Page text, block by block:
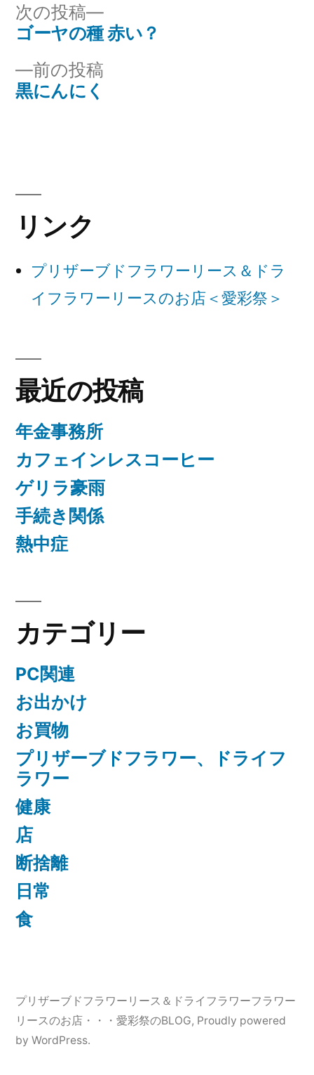
投
稿
ナ
ー
シ
ョ
前の投稿
黒にんにく
次の投稿
次
の
ゴーヤの種 赤い？
リンク
プリザーブドフラワーリース＆ドラ
イフラワーリースのお店＜愛彩祭＞
最近の投稿
年金事務所
カフェインレスコーヒー
ゲリラ豪雨
手続き関係
熱中症
カテゴリー
PC関連
お出かけ
お買物
プリザーブドフラワー、ドライフ
ラワー
健康
店
断捨離
日常
食
プリザーブドフラワーリース＆ドライフラワーフラワー
リースのお店・・・愛彩祭のBLOG, Proudly powered
by WordPress.